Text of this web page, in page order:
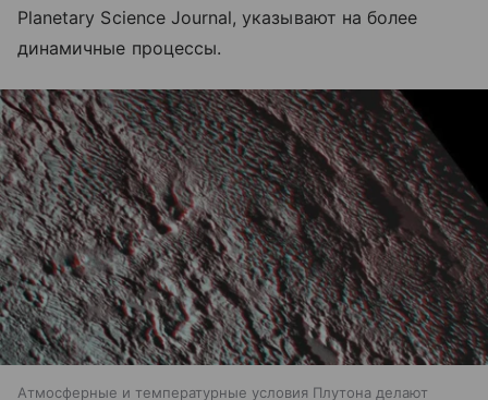
Planetary Science Journal, указывают на более
динамичные процессы.
Атмосферные и температурные условия Плутона делают